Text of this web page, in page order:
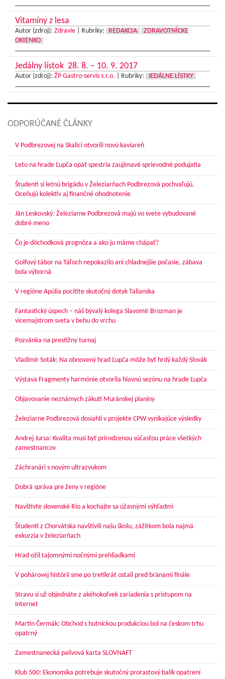
Vitamíny z lesa
Autor (zdroj): Zdravie Rubriky: REDAKCIA
ZDRAVOTNÍCKE
OKIENKO
Jedálny lístok 28. 8. – 10. 9. 2017
Autor (zdroj): ŽP Gastro-servis s.r.o. Rubriky: JEDÁLNE LÍSTKY
ODPORÚČANÉ ČLÁNKY
V Podbrezovej na Skalici otvorili novú kaviareň
Leto na hrade Ľupča opäť spestria zaujímavé sprievodné podujatia
Študenti si letnú brigádu v Železiarňach Podbrezová pochvaľujú.
Oceňujú kolektív aj finančné ohodnotenie
Ján Leskovský: Železiarne Podbrezová majú vo svete vybudované
dobré meno
Čo je dôchodková prognóza a ako ju máme chápať?
Golfový tábor na Táľoch nepokazilo ani chladnejšie počasie, zábava
bola výborná
V regióne Apúlia pocítite skutočný dotyk Talianska
Fantastický úspech – náš bývalý kolega Slavomír Brozman je
vicemajstrom sveta v behu do vrchu
Pozvánka na prestížny turnaj
Vladimír Soták: Na obnovený hrad Ľupča môže byť hrdý každý Slovák
Výstava Fragmenty harmónie otvorila hlavnú sezónu na hrade Ľupča
Objavovanie neznámych zákutí Muránskej planiny
Železiarne Podbrezová dosiahli v projekte CPW vynikajúce výsledky
Andrej Jursa: Kvalita musí byť prirodzenou súčasťou práce všetkých
zamestnancov
Záchranári s novým ultrazvukom
Dobrá správa pre ženy v regióne
Navštívte slovenské Rio a kochajte sa úžasnými výhľadmi
Študenti z Chorvátska navštívili našu školu, zážitkom bola najmä
exkurzia v železiarňach
Hrad ožil tajomnými nočnými prehliadkami
V pohárovej histórii sme po tretíkrát ostali pred bránami finále
Stravu si už objednáte z akéhokoľvek zariadenia s prístupom na
internet
Martin Čermák: Obchod s hutníckou produkciou bol na českom trhu
opatrný
Zamestnanecká palivová karta SLOVNAFT
Klub 500: Ekonomika potrebuje skutočný prorastový balík opatrení